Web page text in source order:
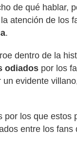
de qué hablar,
atención de los
.
dentro de la
odiados por los
evidente
por los que estos
entre los fans